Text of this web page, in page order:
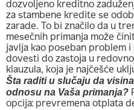
dozvoljeno kreditno
za stambene kredite se
zarade. To bi značilo da u
mesečnih primanja može
javlja kao poseban problem
dovesti do zastoja u
klauzula, koja je najčešće
Šta raditi u slučaju da
odnosu na Vaša primanja?
opcija: prevremena otplata